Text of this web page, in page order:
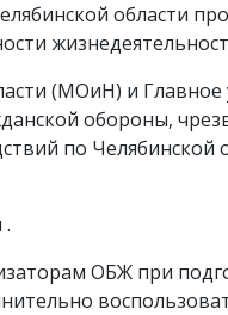
области
(МОиН) и Главное
обороны,
по Челябинской
ОБЖ при